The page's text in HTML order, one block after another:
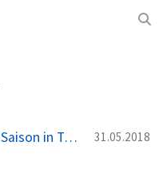
Erster Rollerwettkampf der Saison in Trebsen 31.05.2018